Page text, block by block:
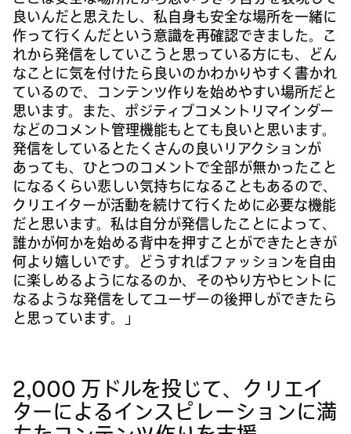
良いんだと思えたし、私自身も安全な場所を一緒に
作って行くんだという意識を再確認できました。こ
れから発信をしていこうと思っている方にも、どん
なことに気を付けたら良いのかわかりやすく書かれ
ているので、コンテンツ作りを始めやすい場所だと
思います。また、ポジティブコメントリマインダー
などのコメント管理機能もとても良いと思います。
発信をしているとたくさんの良いリアクションが
あっても、ひとつのコメントで全部が無かったこと
になるくらい悲しい気持ちになることもあるので、
クリエイターが活動を続けて行くために必要な機能
だと思います。私は自分が発信したことによって、
誰かが何かを始める背中を押すことができたときが
何より嬉しいです。どうすればファッションを自由
に楽しめるようになるのか、そのやり方やヒントに
なるような発信をしてユーザーの後押しができたら
と思っています。」
2,000 万ドルを投じて、クリエイ
ターによるインスピレーションに満